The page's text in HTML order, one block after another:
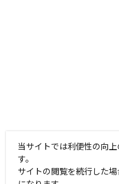
当サイトでは利便性の向
す。
サイトの閲覧を続行した